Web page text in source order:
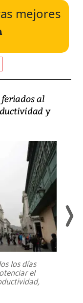
mejores
al
y
los días
el